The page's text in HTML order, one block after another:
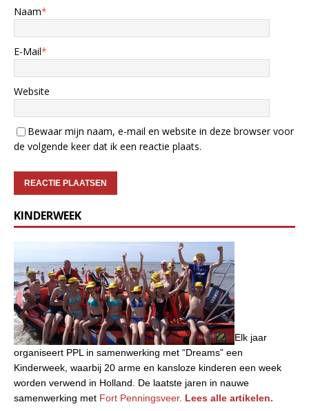
Naam*
E-Mail*
Website
Bewaar mijn naam, e-mail en website in deze browser voor
de volgende keer dat ik een reactie plaats.
KINDERWEEK
Elk jaar
organiseert PPL in samenwerking met “Dreams” een
Kinderweek, waarbij 20 arme en kansloze kinderen een week
worden verwend in Holland. De laatste jaren in nauwe
samenwerking met Fort Penningsveer. Lees alle artikelen.